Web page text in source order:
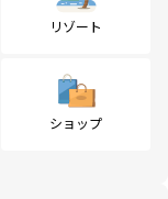
リゾート
ショップ